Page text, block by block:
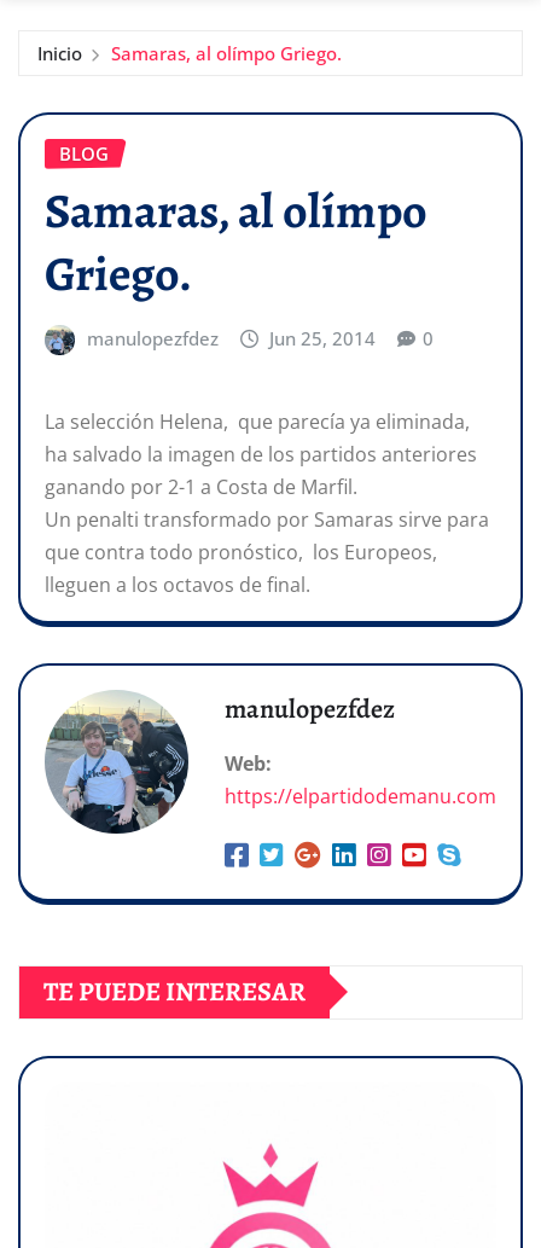
Inicio Samaras, al olímpo Griego.
BLOG
Samaras, al olímpo
Griego.
manulopezfdez Jun 25, 2014 0
La selección Helena, que parecía ya eliminada,
ha salvado la imagen de los partidos anteriores
ganando por 2-1 a Costa de Marfil.
Un penalti transformado por Samaras sirve para
que contra todo pronóstico, los Europeos,
lleguen a los octavos de final.
manulopezfdez
Web:
https://elpartidodemanu.com
TE PUEDE INTERESAR